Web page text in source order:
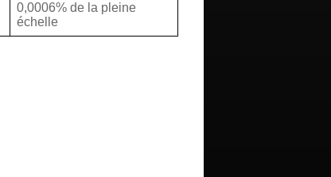
0,0006% de la pleine
échelle